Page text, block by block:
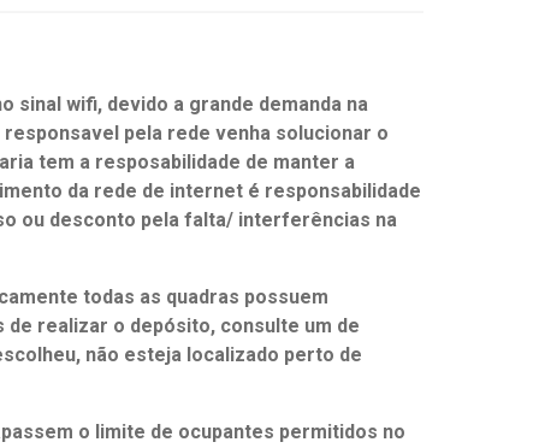
sinal wifi, devido a grande demanda na
pela rede venha solucionar o
tem a resposabilidade de manter a
da rede de internet é responsabilidade
ou desconto pela falta/ interferências na
todas as quadras possuem
realizar o depósito, consulte um de
não esteja localizado perto de
o limite de ocupantes permitidos no